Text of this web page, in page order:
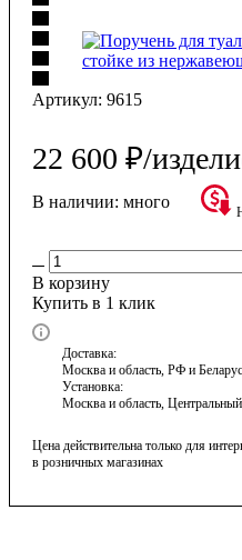
Артикул: 9615
22 600 ₽/
В наличии: много
В корзину
Купить в 1 клик
Доставка:
Москва и область, РФ и
Установка:
Москва и область,
Цена действительна только для
в розничных магазинах